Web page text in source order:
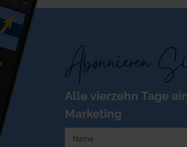
Abonnieren
Alle vierzehn Tage
Marketing